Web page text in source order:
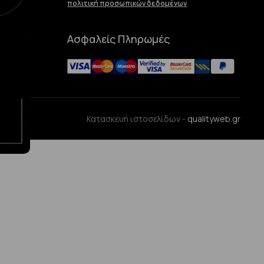
πολιτική προσωπικών δεδομένων
Ασφαλείς Πληρωμές
Κατασκευή ιστοσελίδων - qualityweb.gr